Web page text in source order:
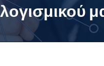
λογισμικού